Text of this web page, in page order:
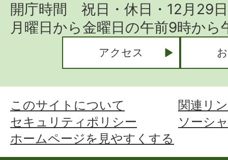
開庁時間 祝日・休日・12月29
月曜日から金曜日の午前9時か
アクセス
このサイトについて
関連リ
セキュリティポリシー
ソーシ
ホームページを見やすくする